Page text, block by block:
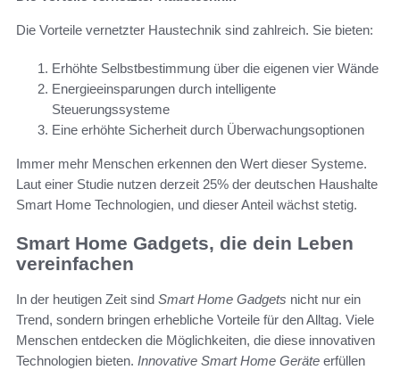
Die Vorteile vernetzter Haustechnik sind zahlreich. Sie bieten:
Erhöhte Selbstbestimmung über die eigenen vier Wände
Energieeinsparungen durch intelligente
Steuerungssysteme
Eine erhöhte Sicherheit durch Überwachungsoptionen
Immer mehr Menschen erkennen den Wert dieser Systeme.
Laut einer Studie nutzen derzeit 25% der deutschen Haushalte
Smart Home Technologien, und dieser Anteil wächst stetig.
Smart Home Gadgets, die dein Leben
vereinfachen
In der heutigen Zeit sind Smart Home Gadgets nicht nur ein
Trend, sondern bringen erhebliche Vorteile für den Alltag. Viele
Menschen entdecken die Möglichkeiten, die diese innovativen
Technologien bieten. Innovative Smart Home Geräte erfüllen